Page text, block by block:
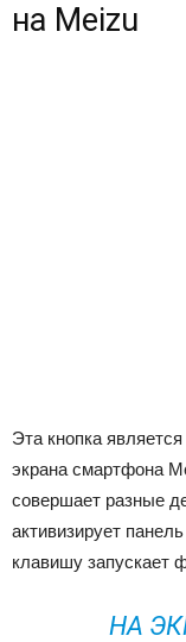
на Meizu
Эта кнопка
экрана смартфона
совершает разные
активизирует
клавишу запускает
НА